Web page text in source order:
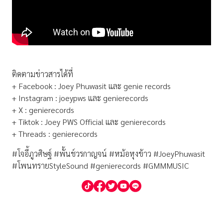
ติดตามข่าวสารได้ที่
+ Facebook : Joey Phuwasit และ genie records
+ Instagram : joeypws และ genierecords
+ X : genierecords
+ Tiktok : Joey PWS Official และ genierecords
+ Threads : genierecords
#โจอี้ภูวศิษฐ์ #พั้นช์วรกาญจน์ #หม้อหุงข้าว #JoeyPhuwasit
#โพนทรายStyleSound #genierecords #GMMMUSIC